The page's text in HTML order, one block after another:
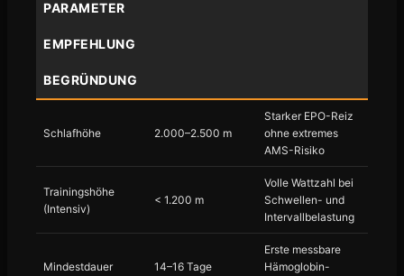
PARAMETER
EMPFEHLUNG
BEGRÜNDUNG
Schlafhöhe 2.000–2.500 m
Starker EPO-Reiz
ohne extremes
AMS-Risiko
Trainingshöhe
(Intensiv)
< 1.200 m
Volle Wattzahl bei
Schwellen- und
Intervallbelastung
Mindestdauer 14–16 Tage
Erste messbare
Hämoglobin-